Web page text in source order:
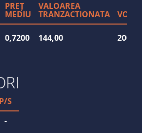
PREȚ
MEDIU
VALOAREA
TRANZACTIONATA
0,7200 144,00 200
P/S
-